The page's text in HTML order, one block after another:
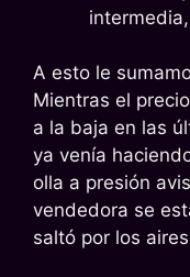
A esto le
Mientras el
a la baja en las
ya venía
olla a presión
vendedora se
saltó por los